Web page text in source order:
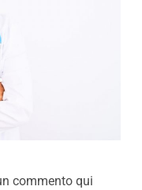
commento qui